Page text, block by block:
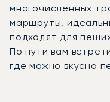
многочисленных
маршруты,
подходят для
По пути вам
где можно вкусно